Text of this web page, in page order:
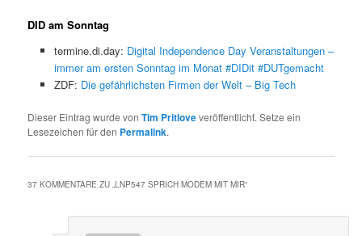
DID am Sonntag
termine.di.day: Digital Independence Day Veranstaltungen –
immer am ersten Sonntag im Monat #DIDit #DUTgemacht
ZDF: Die gefährlichsten Firmen der Welt – Big Tech
Dieser Eintrag wurde vonTim Pritloveveröffentlicht. Setze ein
Lesezeichen für den Permalink.
37 KOMMENTARE ZU „LNP547 SPRICH MODEM MIT MIR“